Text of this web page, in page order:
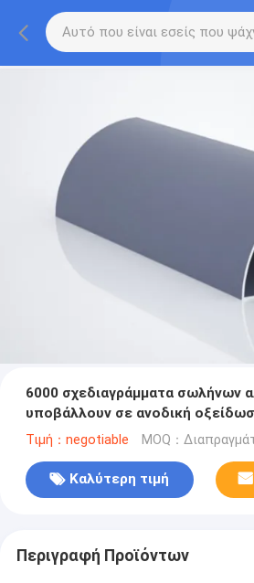
6000 σχεδιαγράμματα σωλήνων
υποβάλλουν σε ανοδική
διαμέρισμα βιλών ξενοδοχείων
Τιμή：negotiable MOQ：
Καλύτερη τιμή
Περιγραφή Προϊόντων